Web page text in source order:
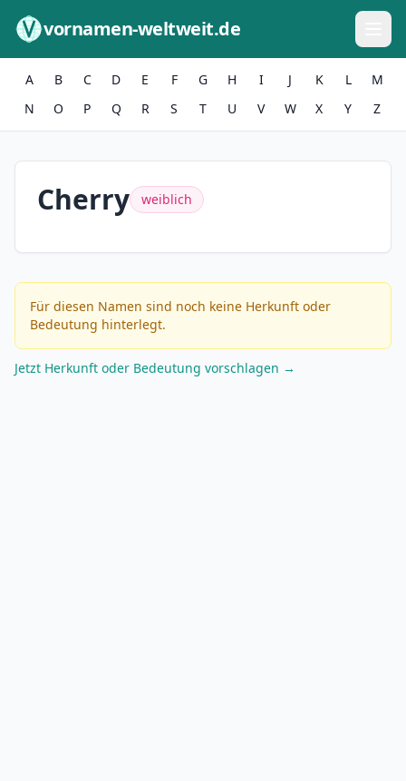
vornamen-weltweit.de
A B C D E F G H I J K L
M
N
O P Q R S T U V W X Y Z
Cherry weiblich
Für diesen Namen sind noch keine Herkunft oder
Bedeutung hinterlegt.
Jetzt Herkunft oder Bedeutung vorschlagen →